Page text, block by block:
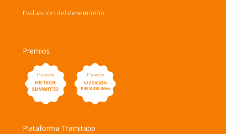
Evaluación del desempeño
Premios
Plataforma Tramitapp